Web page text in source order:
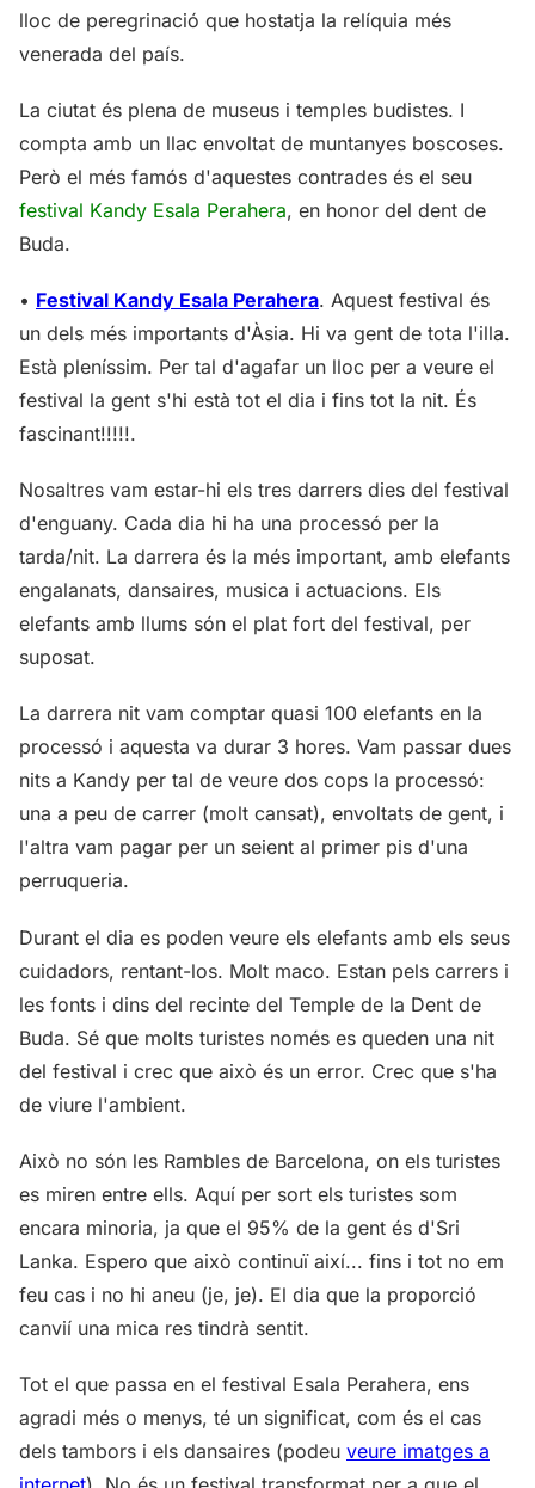
lloc de peregrinació que hostatja la relíquia més
venerada del país.
La ciutat és plena de museus i temples budistes. I
compta amb un llac envoltat de muntanyes boscoses.
Però el més famós d'aquestes contrades és el seu
festival Kandy Esala Perahera, en honor del dent de
Buda.
• Festival Kandy Esala Perahera. Aquest festival és
un dels més importants d'Àsia. Hi va gent de tota l'illa.
Està pleníssim. Per tal d'agafar un lloc per a veure el
festival la gent s'hi està tot el dia i fins tot la nit. És
fascinant!!!!!.
Nosaltres vam estar-hi els tres darrers dies del festival
d'enguany. Cada dia hi ha una processó per la
tarda/nit. La darrera és la més important, amb elefants
engalanats, dansaires, musica i actuacions. Els
elefants amb llums són el plat fort del festival, per
suposat.
La darrera nit vam comptar quasi 100 elefants en la
processó i aquesta va durar 3 hores. Vam passar dues
nits a Kandy per tal de veure dos cops la processó:
una a peu de carrer (molt cansat), envoltats de gent, i
l'altra vam pagar per un seient al primer pis d'una
perruqueria.
Durant el dia es poden veure els elefants amb els seus
cuidadors, rentant-los. Molt maco. Estan pels carrers i
les fonts i dins del recinte del Temple de la Dent de
Buda. Sé que molts turistes només es queden una nit
del festival i crec que això és un error. Crec que s'ha
de viure l'ambient.
Això no són les Rambles de Barcelona, on els turistes
es miren entre ells. Aquí per sort els turistes som
encara minoria, ja que el 95% de la gent és d'Sri
Lanka. Espero que això continuï així... fins i tot no em
feu cas i no hi aneu (je, je). El dia que la proporció
canvií una mica res tindrà sentit.
Tot el que passa en el festival Esala Perahera, ens
agradi més o menys, té un significat, com és el cas
dels tambors i els dansaires (podeu veure imatges a